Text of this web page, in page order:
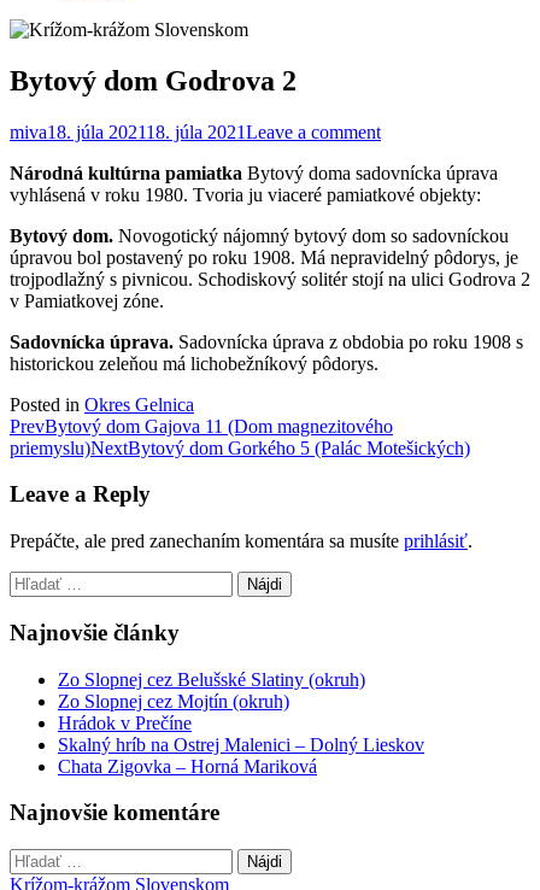
Bytový dom Godrova 2
miva18. júla 202118. júla 2021Leave a comment
Národná kultúrna pamiatka Bytový doma sadovnícka úprava
vyhlásená v roku 1980. Tvoria ju viaceré pamiatkové objekty:
Bytový dom. Novogotický nájomný bytový dom so sadovníckou
úpravou bol postavený po roku 1908. Má nepravidelný pôdorys, je
trojpodlažný s pivnicou. Schodiskový solitér stojí na ulici Godrova 2
v Pamiatkovej zóne.
Sadovnícka úprava. Sadovnícka úprava z obdobia po roku 1908 s
historickou zeleňou má lichobežníkový pôdorys.
Posted in Okres Gelnica
Post
navigation
PrevBytový dom Gajova 11 (Dom magnezitového
priemyslu)NextBytový dom Gorkého 5 (Palác Motešických)
Leave a Reply
Prepáčte, ale pred zanechaním komentára sa musíte prihlásiť.
Hľadať:
Najnovšie články
Zo Slopnej cez Belušské Slatiny (okruh)
Zo Slopnej cez Mojtín (okruh)
Hrádok v Prečíne
Skalný hríb na Ostrej Malenici – Dolný Lieskov
Chata Zigovka – Horná Mariková
Najnovšie komentáre
Hľadať:
Krížom-krážom Slovenskom